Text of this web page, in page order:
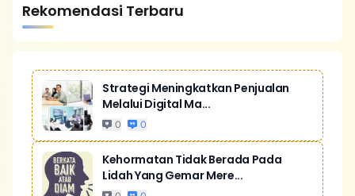
Rekomendasi Terbaru
Strategi Meningkatkan Penjualan
Melalui Digital Ma...
0 0
Kehormatan Tidak Berada Pada
Lidah Yang Gemar Mere...